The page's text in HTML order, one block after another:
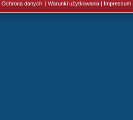
Ochrona danych | Warunki użytkowania | Impressum